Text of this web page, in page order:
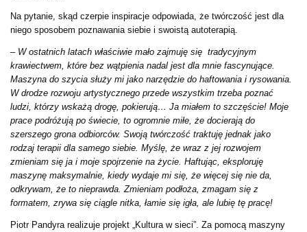
Na pytanie, skąd czerpie inspiracje odpowiada, że twórczość jest dla
niego sposobem poznawania siebie i swoistą autoterapią.
– W ostatnich latach właściwie mało zajmuję się tradycyjnym
krawiectwem, które bez wątpienia nadal jest dla mnie fascynujące.
Maszyna do szycia służy mi jako narzędzie do haftowania i rysowania.
W drodze rozwoju artystycznego przede wszystkim trzeba poznać
ludzi, którzy wskażą drogę, pokierują… Ja miałem to szczęście! Moje
prace podróżują po świecie, to ogromnie miłe, że docierają do
szerszego grona odbiorców. Swoją twórczość traktuję jednak jako
rodzaj terapii dla samego siebie. Myślę, że wraz z jej rozwojem
zmieniam się ja i moje spojrzenie na życie. Haftując, eksploruję
maszynę maksymalnie, kiedy wydaje mi się, że więcej się nie da,
odkrywam, że to nieprawda. Zmieniam podłoża, zmagam się z
formatem, zrywa się ciągle nitka, łamie się igła, ale lubię tę pracę!
Piotr Pandyra realizuje projekt „Kultura w sieci”. Za pomocą maszyny